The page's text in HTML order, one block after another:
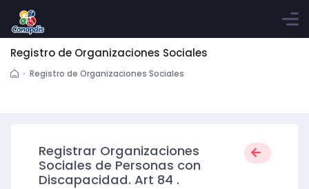
Registro de Organizaciones Sociales
Registro de Organizaciones Sociales
Registrar Organizaciones
Sociales de Personas con
Discapacidad. Art 84 .